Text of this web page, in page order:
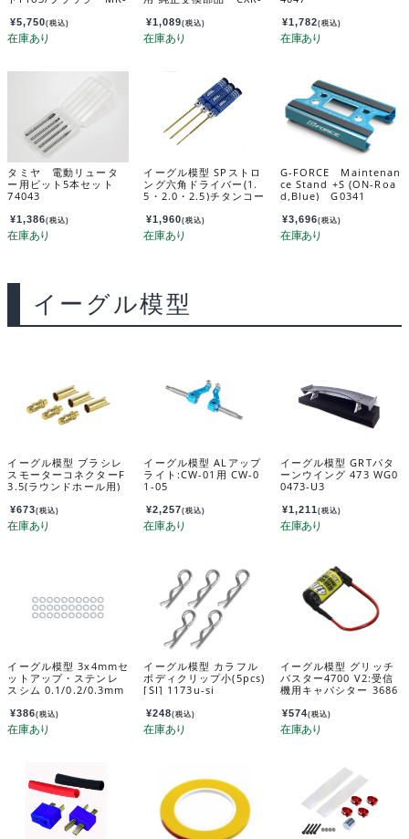
¥5,750(税込) ¥1,089(税込) ¥1,782(税込)
タミヤ 電動リュータ
ー用ビット5本セット
74043
¥1,386(税込)
イーグル模型 SPストロ
ング六角ドライバー(1.
5・2.0・2.5)チタンコー
¥1,960(税込)
G-FORCE Maintenan
ce Stand +S (ON-Roa
d,Blue) G0341
¥3,696(税込)
イーグル模型
イーグル模型 ブラシレ
スモーターコネクターF
3.5(ラウンドホール用)
ット] z-zone-co3set
¥673(税込)
イーグル模型 ALアップ
ライト:CW-01用 CW-0
1-05
¥2,257(税込)
イーグル模型 GRTパタ
ーンウイング 473 WG0
0473-U3
¥1,211(税込)
イーグル模型 3x4mmセ
ットアップ・ステンレ
スシム 0.1/0.2/0.3mm
¥386(税込)
イーグル模型 カラフル
ボディクリップ小(5pcs)
[SI] 1173u-si
¥248(税込)
イーグル模型 グリッチ
バスター4700 V2:受信
機用キャパシター 3686
¥574(税込)